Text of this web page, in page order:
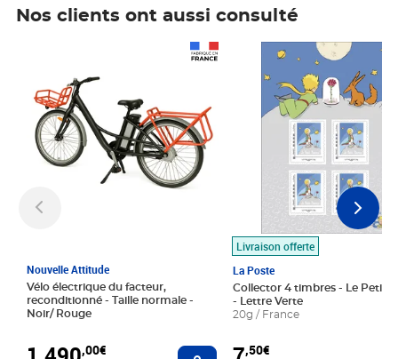
Nos clients ont aussi consulté
Nouvelle Attitude
Vélo électrique du facteur,
reconditionné - Taille normale -
Noir/ Rouge
,00€ Ajouter au panier
Livraison offerte
La Poste
Collector 4 timbres - Le Petit
- Lettre Verte
20g / France
,50€
Prix 7,50€